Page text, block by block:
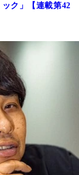
ク」【連載第42